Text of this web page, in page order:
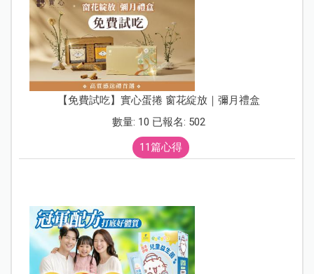
【免費試吃】實心蛋捲 窗花綻放｜彌月禮盒
數量: 10 已報名: 502
11篇心得